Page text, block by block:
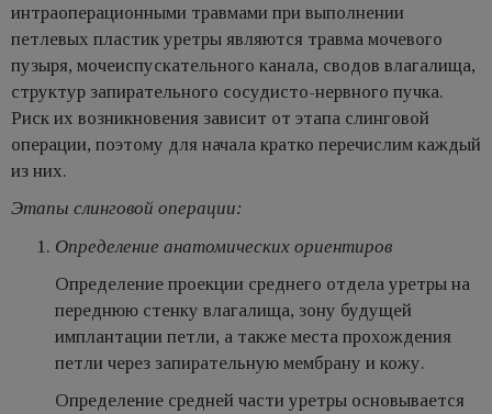
интраоперационными травмами при выполнении
петлевых пластик уретры являются травма мочевого
пузыря, мочеиспускательного канала, сводов влагалища,
структур запирательного сосудисто-нервного пучка.
Риск их возникновения зависит от этапа слинговой
операции, поэтому для начала кратко перечислим каждый
из них.
Этапы слинговой операции:
Определение анатомических ориентиров
Определение проекции среднего отдела уретры на
переднюю стенку влагалища, зону будущей
имплантации петли, а также места прохождения
петли через запирательную мембрану и кожу.
Определение средней части уретры основывается